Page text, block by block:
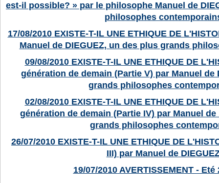
est-il possible? » par le philosophe Manuel de
philosophes
17/08/2010 EXISTE-T-IL UNE ETHIQUE DE
Manuel de DIEGUEZ, un des plus grands
09/08/2010 EXISTE-T-IL UNE ETHIQUE DE
génération de demain (Partie V) par Manuel de
grands philosophes
02/08/2010 EXISTE-T-IL UNE ETHIQUE DE
génération de demain (Partie IV) par Manuel
grands philosophes
26/07/2010 EXISTE-T-IL UNE ETHIQUE DE
III) par Manuel de
19/07/2010 AVERTISSEMENT - Eté